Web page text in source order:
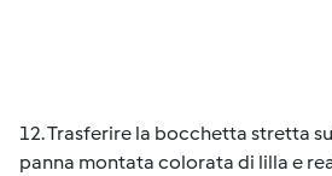
12. Trasferire la bocchetta stretta
panna montata colorata di lilla e